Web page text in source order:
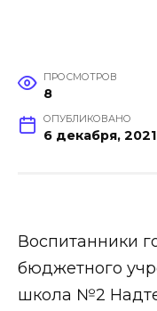
ПРОСМОТРОВ
8
ОПУБЛИКОВАНО
6 декабря, 2021
Воспитанники
бюджетного
школа №2